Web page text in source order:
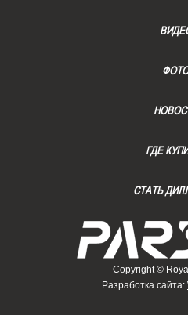
ФОТО
ГДЕ
СТАТЬ
Copyright ©
Разработка сайта: